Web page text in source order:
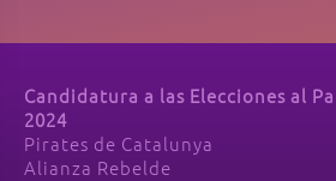
Candidatura a las Elecciones al
2024
Pirates de Catalunya
Alianza Rebelde